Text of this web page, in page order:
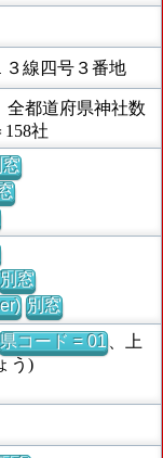
線四号３番地
都道府県神社数
社
窓
別窓
別窓
県コード = 01、上
う)